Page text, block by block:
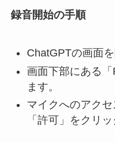
録音開始の手順
ChatGPTの画面を
画面下部にある
ます。
マイクへのアクセ
「許可」をクリッ